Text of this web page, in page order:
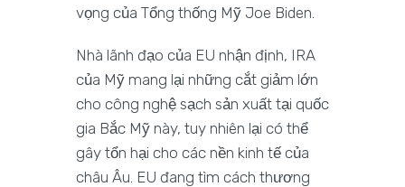
vọng của Tổng thống Mỹ Joe Biden.
Nhà lãnh đạo của EU nhận định, IRA
của Mỹ mang lại những cắt giảm lớn
cho công nghệ sạch sản xuất tại quốc
gia Bắc Mỹ này, tuy nhiên lại có thể
gây tổn hại cho các nền kinh tế của
châu Âu. EU đang tìm cách thương